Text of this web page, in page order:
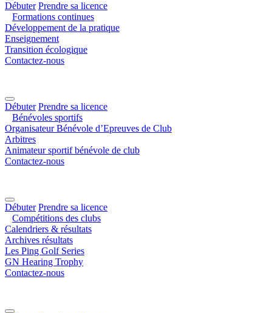
Débuter Prendre sa licence
Formations continues
Développement de la pratique
Enseignement
Transition écologique
Contactez-nous
Débuter Prendre sa licence
Bénévoles sportifs
Organisateur Bénévole d’Epreuves de Club
Arbitres
Animateur sportif bénévole de club
Contactez-nous
Débuter Prendre sa licence
Compétitions des clubs
Calendriers & résultats
Archives résultats
Les Ping Golf Series
GN Hearing Trophy
Contactez-nous